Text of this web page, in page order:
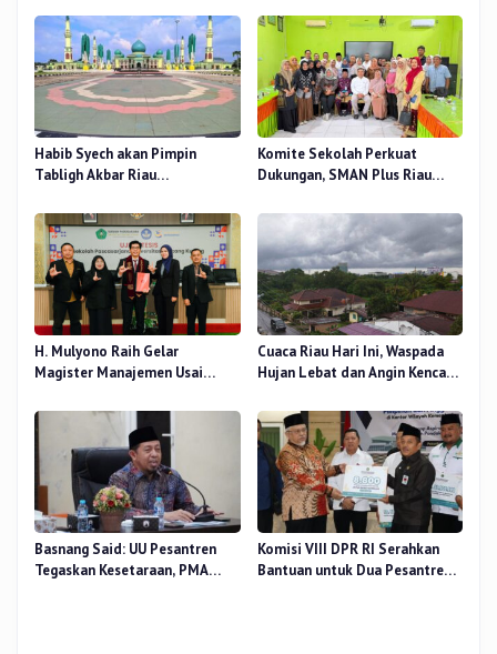
Habib Syech akan Pimpin
Tabligh Akbar Riau
Nur, Besok
Komite Sekolah Perkuat
Dukungan, SMAN Plus Riau
Pendidikan
H. Mulyono Raih Gelar
Magister Manajemen Usai
Terhadap Beban Kerja
Cuaca Riau Hari Ini, Waspada
Hujan Lebat dan Angin Kencang
Basnang Said: UU Pesantren
Tegaskan Kesetaraan, PMA
Komisi VIII DPR RI Serahkan
Bantuan untuk Dua Pesantren